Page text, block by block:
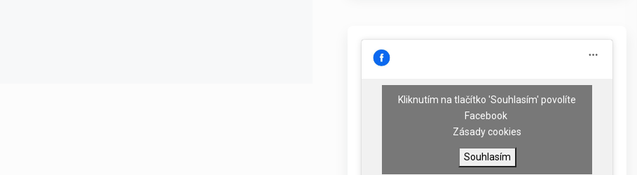
Kliknutím na tlačítko 'Souhlasím' povolíte
Facebook
Zásady cookies
Souhlasím